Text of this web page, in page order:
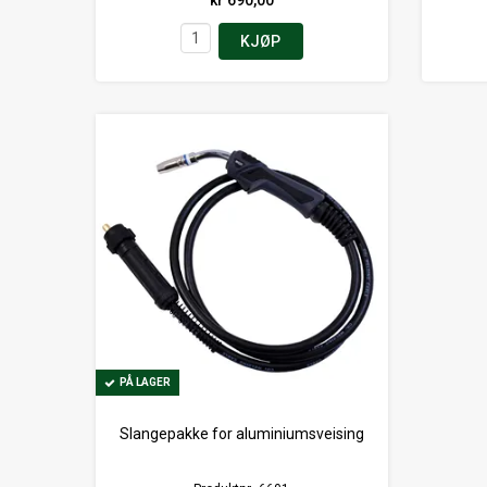
KJØP
PÅ LAGER
PÅ LAGER
Slangepakke for aluminiumsveising